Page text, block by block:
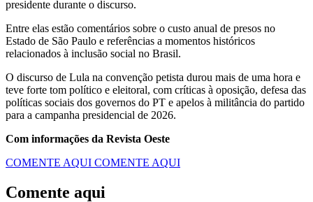
presidente durante o discurso.
Entre elas estão comentários sobre o custo anual de presos no
Estado de São Paulo e referências a momentos históricos
relacionados à inclusão social no Brasil.
O discurso de Lula na convenção petista durou mais de uma hora e
teve forte tom político e eleitoral, com críticas à oposição, defesa das
políticas sociais dos governos do PT e apelos à militância do partido
para a campanha presidencial de 2026.
Com informações da Revista Oeste
COMENTE AQUI COMENTE AQUI
Comente aqui